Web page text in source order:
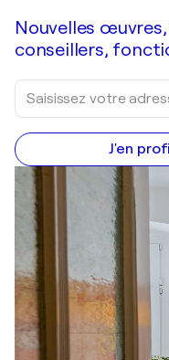
Nouvelles
conseillers,
J'en